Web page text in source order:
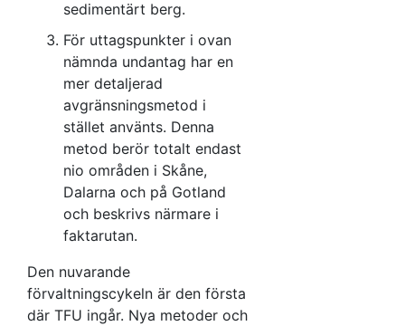
sedimentärt berg.
För uttagspunkter i ovan
nämnda undantag har en
mer detaljerad
avgränsningsmetod i
stället använts. Denna
metod berör totalt endast
nio områden i Skåne,
Dalarna och på Gotland
och beskrivs närmare i
faktarutan.
Den nuvarande
förvaltningscykeln är den första
där TFU ingår. Nya metoder och